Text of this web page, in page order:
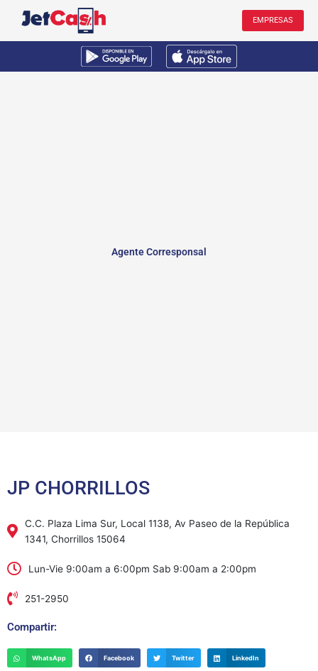
EMPRESAS
Agente Corresponsal
JP CHORRILLOS
C.C. Plaza Lima Sur, Local 1138, Av Paseo de la República
1341, Chorrillos 15064
Lun-Vie 9:00am a 6:00pm Sab 9:00am a 2:00pm
251-2950
Compartir:
WhatsApp Facebook Twitter LinkedIn